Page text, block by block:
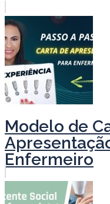
Modelo de
Enfermeiro